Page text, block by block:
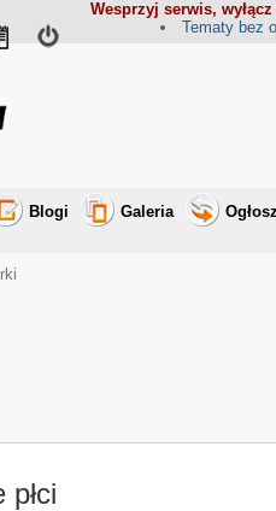
Wesprzyj serwis,
Tematy bez
Blogi Galeria